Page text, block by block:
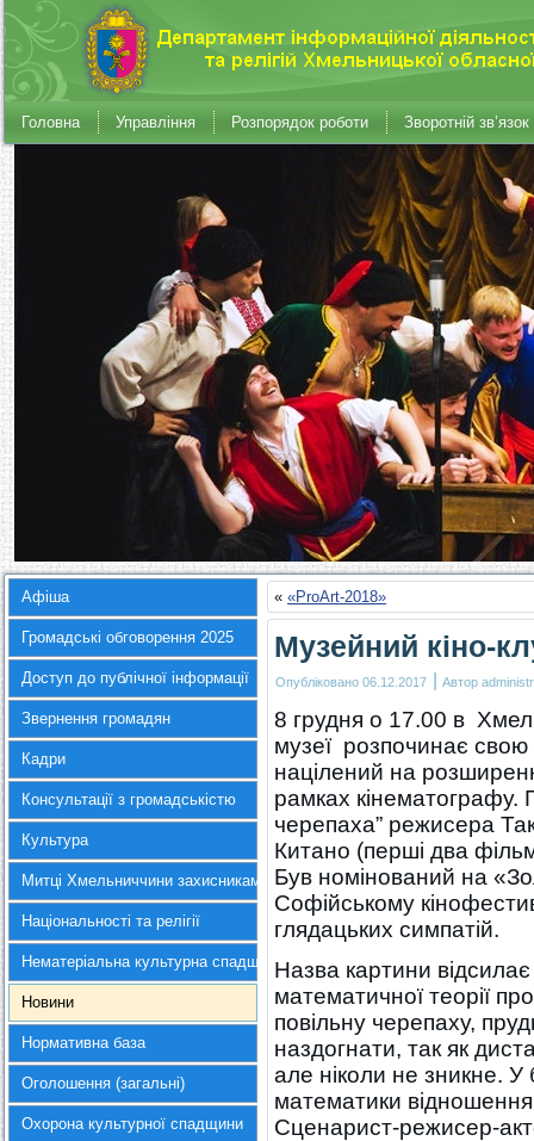
Головна Управління Розпорядок роботи Зворотній зв’язок
Афіша
Громадські обговорення 2025
Доступ до публічної інформації
Звернення громадян
Кадри
Консультації з громадськістю
Культура
Митці Хмельниччини захисникам України
Національності та релігії
Нематеріальна культурна спадщина
Новини
Нормативна база
Оголошення (загальні)
Охорона культурної спадщини
« «ProArt-2018»
Музейний кіно-
Опубліковано 06.12.2017 | Автор
8 грудня о 17.00 в
музеї розпочинає свою
націлений на
рамках кінематографу.
черепаха” режисера
Китано (перші два
Був номінований на
Софійському
глядацьких симпатій.
Назва картини
математичної теорії
повільну черепаху,
наздогнати, так як
але ніколи не зникне. У
математики
Сценарист-режисер-